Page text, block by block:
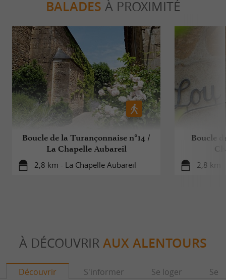
BALADES À PROXIMITÉ
Boucle de la Turançonnaise n°14 /
La Chapelle Aubareil
2,8 km - La Chapelle Aubareil
Boucle
2,8 km
À DÉCOUVRIR AUX ALENTOURS
Découvrir S'informer Se loger Se